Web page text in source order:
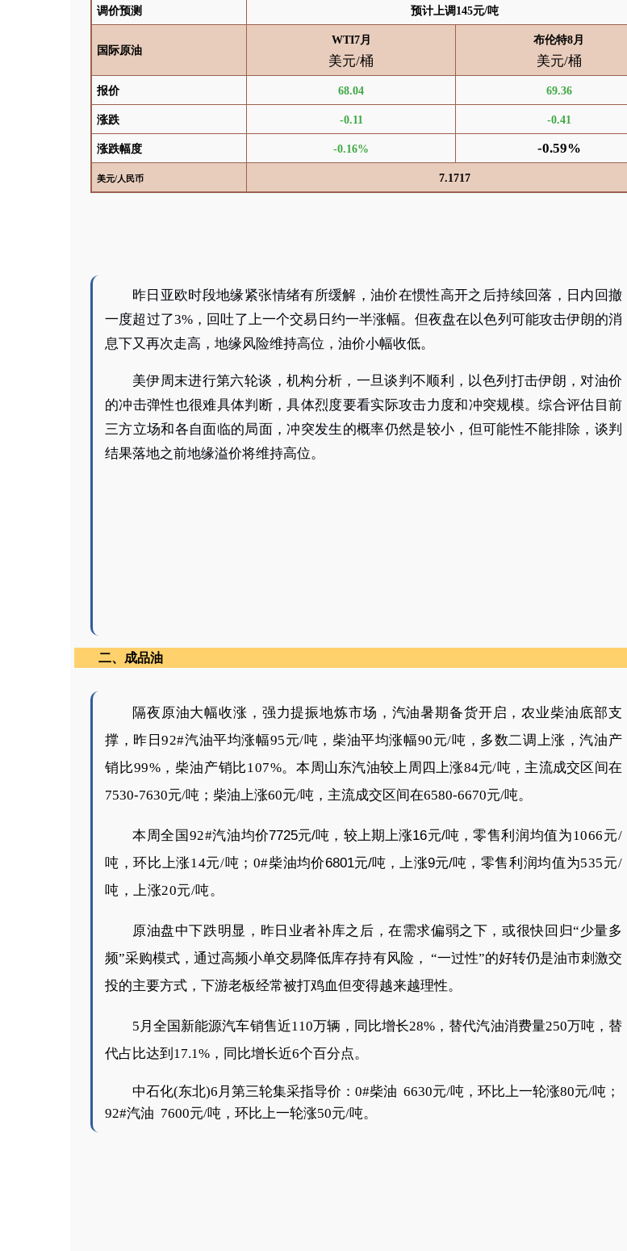
调价预测 预计上调145元/吨
国际原油
WTI7月
美元/桶
布伦特8月
美元/桶
报价 68.04 69.36
涨跌 -0.11 -0.41
涨跌幅度 -0.16% -0.59%
美元/人民币 7.1717
昨日亚欧时段地缘紧张情绪有所缓解，油价在惯性高开之后持续回落，日内回撤
一度超过了3%，回吐了上一个交易日约一半涨幅。但夜盘在以色列可能攻击伊朗的消
息下又再次走高，地缘风险维持高位， 油价小幅收低。
美伊周末进行第六轮谈，机构分析，一旦谈判不顺利，以色列打击伊朗，对油价
的冲击弹性也很难具体判断，具体烈度要看实际攻击力度和冲突规模。综合评估目前
三方立场和各自面临的局面，冲突发生的概率仍然是较小，但可能性不能排除，谈判
结果落地之前地缘溢价将维持高位。
二、成品油
隔夜原油大幅收涨，强力提振地炼市场，汽油暑期备货开启，农业柴油底部支
撑，昨日92#汽油平均涨幅95元/吨，柴油平均涨幅90元/吨，多数二调上涨，汽油产
销比99%，柴油产销比107%。本周山东汽油较上周四上涨84元/吨， 主流成交区间在
7530-7630元/吨； 柴油上涨60元/吨，主流成交区间在6580-6670元/吨。
本周全国 92#汽油均价7725元/吨，较上期上涨16元/吨，零售利润均值为1066元/
吨，环比上涨14元/吨； 0#柴油均价6801元/吨，上涨9元/吨， 零售利润均值为535元/
吨，上涨20元/吨。
原油盘中下跌明显，昨日业者补库之后，在需求偏弱之下，或很快回归“少量多
频”采购模式，通过高频小单交易降低库存持有风险， “一过性”的好转仍是油市刺激交
投的主要方式，下游老板经常被打鸡血但变得越来越理性。
5月全国新能源汽车销售近110万辆，同比增长28%，替代汽油消费量250万吨，替
代占比达到17.1%，同比增长近6个百分点。
中石化(东北)6月第三轮集采指导价：0#柴油 6630元/吨，环比上一轮涨80元/吨；
92#汽油 7600元/吨，环比上一轮涨50元/吨。